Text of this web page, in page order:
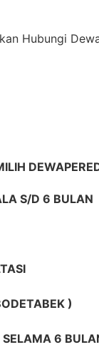
Hubungi
S/D 6 BULAN
)
SELAMA 6